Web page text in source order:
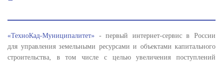
«ТехноКад-Муниципалитет» - первый интернет-сервис в России
для управления земельными ресурсами и объектами капитального
строительства, в том числе с целью увеличения поступлений